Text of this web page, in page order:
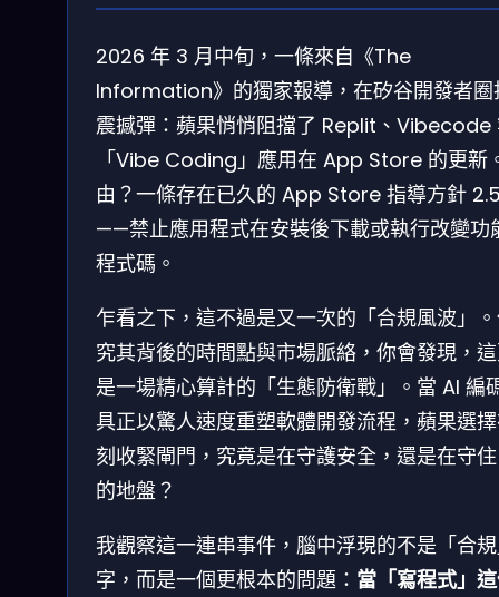
2026 年 3 月中旬，一條來自《The
Information》的獨家報導，在矽谷開發者圈
震撼彈：蘋果悄悄阻擋了 Replit、Vibecode
「Vibe Coding」應用在 App Store 的更新
由？一條存在已久的 App Store 指導方針
——禁止應用程式在安裝後下載或執行改變功
程式碼。
乍看之下，這不過是又一次的「合規風波」
究其背後的時間點與市場脈絡，你會發現，
是一場精心算計的「生態防衛戰」。當 AI 編
具正以驚人速度重塑軟體開發流程，蘋果選
刻收緊閘門，究竟是在守護安全，還是在守
的地盤？
我觀察這一連串事件，腦中浮現的不是「合
字，而是一個更根本的問題： 當「寫程式」